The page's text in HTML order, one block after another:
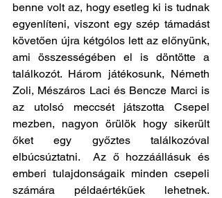
benne volt az, hogy esetleg ki is tudnak
egyenlíteni, viszont egy szép támadást
követően újra kétgólos lett az előnyünk,
ami összességében el is döntötte a
találkozót. Három játékosunk, Németh
Zoli, Mészáros Laci és Bencze Marci is
az utolsó meccsét játszotta Csepel
mezben, nagyon örülök hogy sikerült
őket egy győztes találkozóval
elbúcsúztatni.  Az ő hozzáállásuk és
emberi tulajdonságaik minden csepeli
számára példaértékűek lehetnek.